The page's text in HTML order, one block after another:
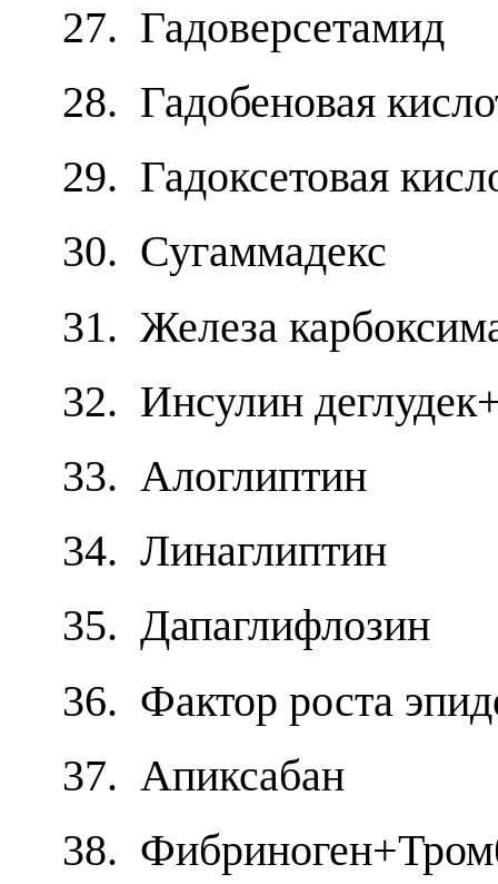
27. Гадоверсетамид
28. Гадобеновая
29. Гадоксетовая
30. Сугаммадекс
31. Железа
32. Инсулин
33. Алоглиптин
34. Линаглиптин
35. Дапаглифлозин
36. Фактор роста
37. Апиксабан
38.